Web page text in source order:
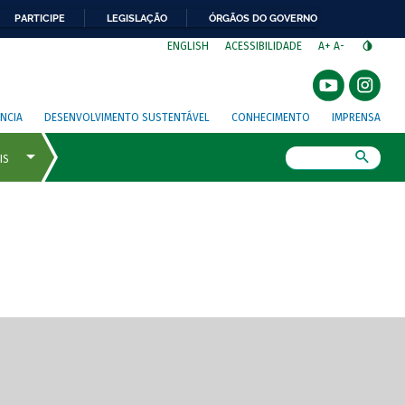
PARTICIPE LEGISLAÇÃO ÓRGÃOS DO GOVERNO
ENGLISH ACESSIBILIDADE A+ A-
DESENVOLVIMENTO SUSTENTÁVEL CONHECIMENTO IMPRENSA
de tela